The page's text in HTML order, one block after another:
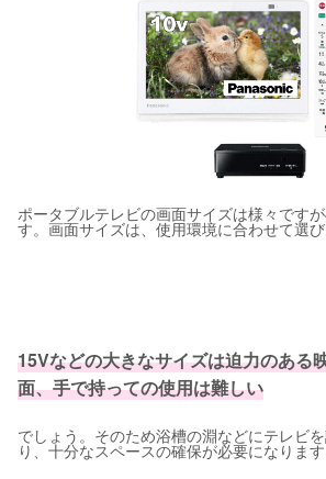
ポータブルテレビの画面サイズは様々です
す。画面サイズは、使用環境に合わせて選び
15Vなどの大きなサイズは迫力のある
面、手で持っての使用は難しい
でしょう。そのため浴槽の淵などにテレビ
り、十分なスペースの確保が必要になりま